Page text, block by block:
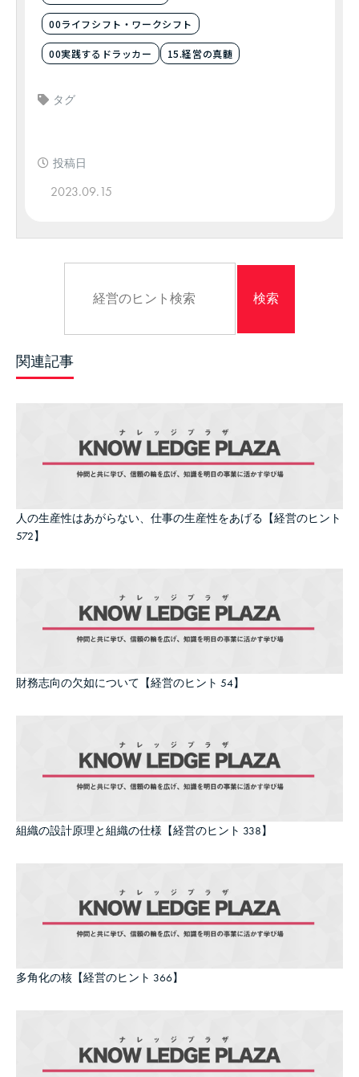
00ライフシフト・ワークシフト
00実践するドラッカー 15.経営の真髄
タグ
投稿日
2023.09.15
関連記事
人の生産性はあがらない、仕事の生産性をあげる【経営のヒント
572】
財務志向の欠如について【経営のヒント 54】
組織の設計原理と組織の仕様【経営のヒント 338】
多角化の核【経営のヒント 366】